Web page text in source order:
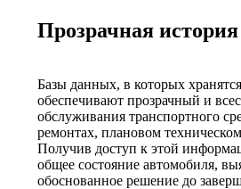
Прозрачная
Базы данных, в которых
обеспечивают прозрачный и
обслуживания транспортного
ремонтах, плановом
Получив доступ к этой
общее состояние автомобиля,
обоснованное решение до